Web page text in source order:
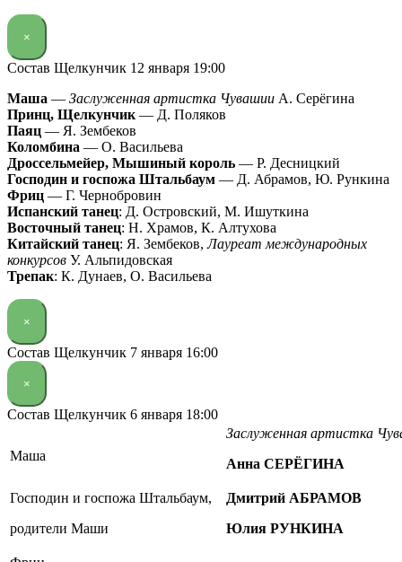
×
Состав Щелкунчик 12 января 19:00
Маша — Заслуженная артистка Чувашии А. Серёгина
Принц, Щелкунчик — Д. Поляков
Паяц — Я. Зембеков
Коломбина — О. Васильева
Дроссельмейер, Мышиный король — Р. Десницкий
Господин и госпожа Штальбаум — Д. Абрамов, Ю. Рункина
Фриц — Г. Чернобровин
Испанский танец: Д. Островский, М. Ишуткина
Восточный танец: Н. Храмов, К. Алтухова
Китайский танец: Я. Зембеков,Лауреат международных
конкурсов У. Альпидовская
Трепак: К. Дунаев, О. Васильева
×
Состав Щелкунчик 7 января 16:00
×
Состав Щелкунчик 6 января 18:00
Маша
Заслуженная артистка
Анна СЕРЁГИНА
Господин и госпожа Штальбаум,
родители Маши
Дмитрий АБРАМОВ
Юлия РУНКИНА